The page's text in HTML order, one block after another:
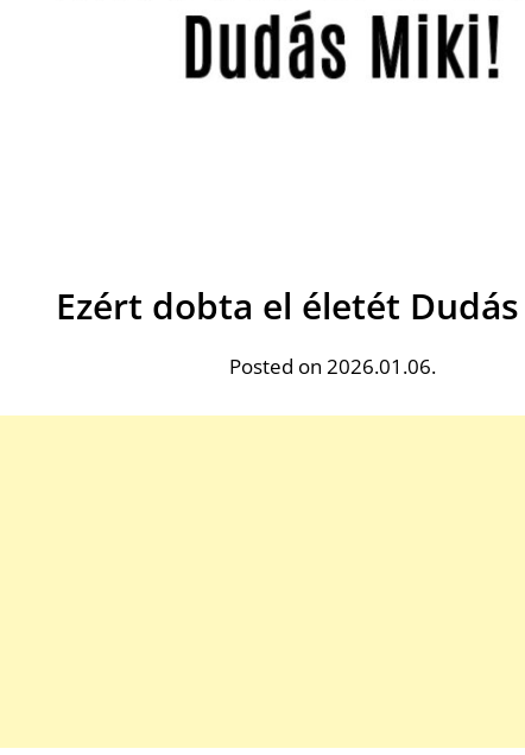
Ezért dobta el életét
Posted on 2026.01.06.